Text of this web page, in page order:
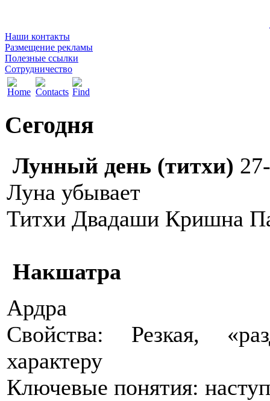
Наши контакты
Размещение рекламы
Полезные ссылки
Сотрудничество
Сегодня
Лунный день (титхи)
Луна убывает
Титхи Двадаши Кришна
Накшатра
Ардра
Свойства: Резкая,
характеру
Ключевые понятия: